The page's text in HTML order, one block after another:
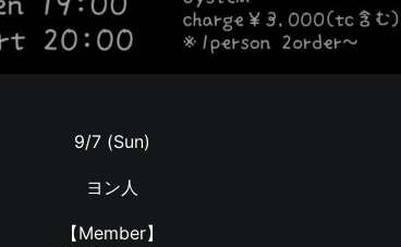
9/7 (Sun)
ヨン人
【Member】